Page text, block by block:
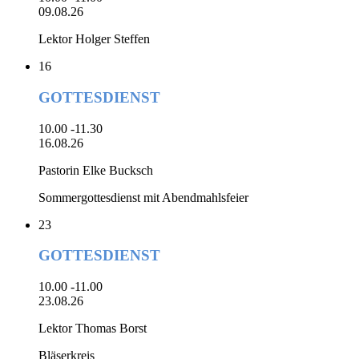
09.08.26
Lektor Holger Steffen
16
GOTTESDIENST
10.00 -11.30
16.08.26
Pastorin Elke Bucksch
Sommergottesdienst mit Abendmahlsfeier
23
GOTTESDIENST
10.00 -11.00
23.08.26
Lektor Thomas Borst
Bläserkreis